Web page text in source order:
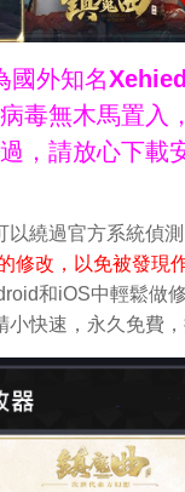
國外知名
毒無木馬置入
，請放心下載
以繞過官方系統偵
修改，以免被發現
和iOS中輕鬆做
小快速，永久免費，